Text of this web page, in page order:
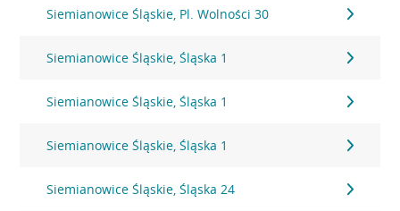
Siemianowice Śląskie, Pl. Wolności 30
Siemianowice Śląskie, Śląska 1
Siemianowice Śląskie, Śląska 1
Siemianowice Śląskie, Śląska 1
Siemianowice Śląskie, Śląska 24